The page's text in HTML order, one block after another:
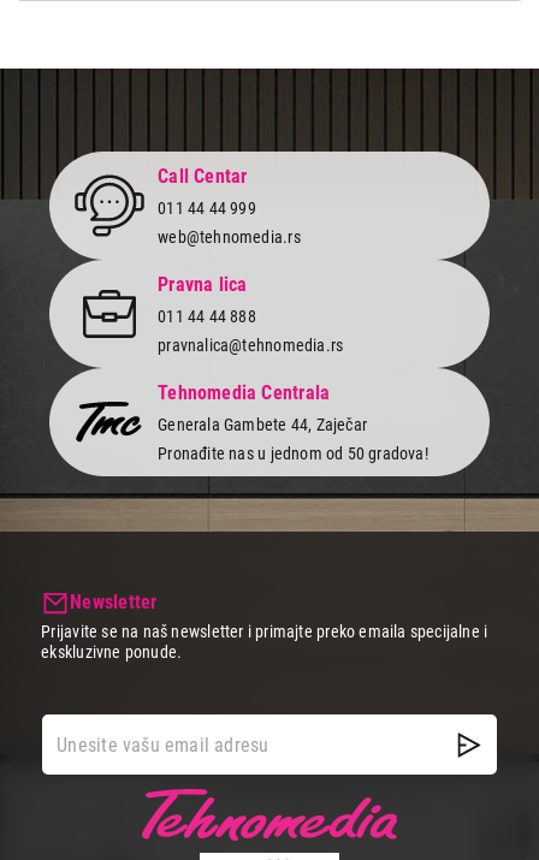
Call Centar
011 44 44 999
web@tehnomedia.rs
Pravna lica
011 44 44 888
pravnalica@tehnomedia.rs
Tehnomedia Centrala
Generala Gambete 44, Zaječar
Pronađite nas u jednom od 50 gradova!
Newsletter
Prijavite se na naš newsletter i primajte preko emaila specijalne i
ekskluzivne ponude.